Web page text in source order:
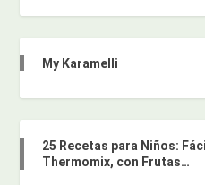
My Karamelli
25 Recetas para Niños:
Thermomix, con Frutas…